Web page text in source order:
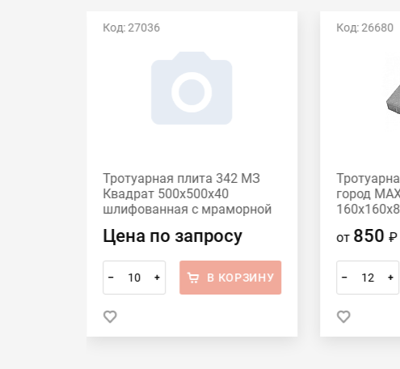
Есть видеоКод: 27036
Тротуарная плита 342 МЗ
Квадрат 500x500х40
шлифованная с мраморной
Цена по запросу
– + В КОРЗИНУ
Код: 26680
город
от 850 ₽
– +